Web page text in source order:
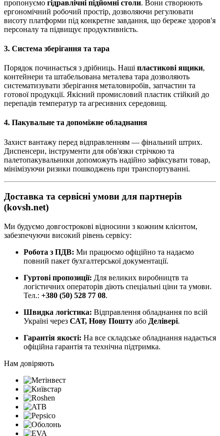
пропонуємо гідравлічні підйомні столи. Вони створюють
ергономічний робочий простір, дозволяючи регулювати
висоту платформи під конкретне завдання, що береже здоров'я
персоналу та підвищує продуктивність.
3. Система зберігання та тара
Порядок починається з дрібниць. Наші пластикові ящики,
контейнери та штабельована металева тара дозволяють
систематизувати зберігання металовиробів, запчастин та
готової продукції. Якісний промисловий пластик стійкий до
перепадів температур та агресивних середовищ.
4. Пакувальне та допоміжне обладнання
Захист вантажу перед відправленням — фінальний штрих.
Диспенсери, інструменти для обв'язки стрічкою та
палетопакувальники допоможуть надійно зафіксувати товар,
мінімізуючи ризики пошкоджень при транспортуванні.
Доставка та сервісні умови для партнерів
(kovsh.net)
Ми будуємо довгострокові відносини з кожним клієнтом,
забезпечуючи високий рівень сервісу:
Робота з ПДВ: Ми працюємо офіційно та надаємо
повний пакет бухгалтерської документації.
Гуртові пропозиції: Для великих виробництв та
логістичних операторів діють спеціальні ціни та умови.
Тел.: +380 (50) 528 77 08.
Швидка логістика: Відправлення обладнання по всій
Україні через САТ, Нову Пошту або Делівері.
Гарантія якості: На все складське обладнання надається
офіційна гарантія та технічна підтримка.
Нам довіряють